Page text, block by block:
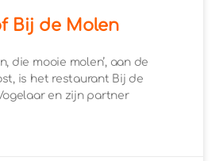
Bij de Molen
die mooie molen’, aan de
is het restaurant Bij de
en zijn partner